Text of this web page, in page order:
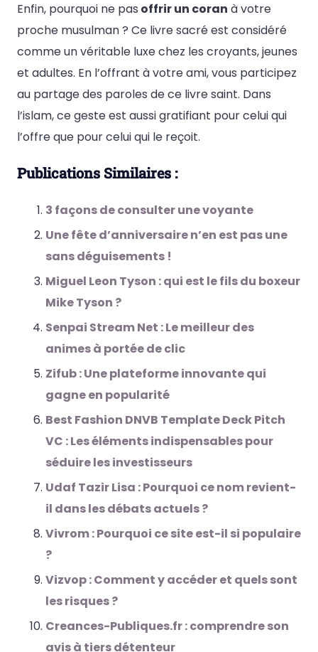
Enfin, pourquoi ne pas offrir un coran à votre
proche musulman ? Ce livre sacré est considéré
comme un véritable luxe chez les croyants, jeunes
et adultes. En l’offrant à votre ami, vous participez
au partage des paroles de ce livre saint. Dans
l’islam, ce geste est aussi gratifiant pour celui qui
l’offre que pour celui qui le reçoit.
Publications Similaires :
3 façons de consulter une voyante
Une fête d’anniversaire n’en est pas une
sans déguisements !
Miguel Leon Tyson : qui est le fils du boxeur
Mike Tyson ?
Senpai Stream Net : Le meilleur des
animes à portée de clic
Zifub : Une plateforme innovante qui
gagne en popularité
Best Fashion DNVB Template Deck Pitch
VC : Les éléments indispensables pour
séduire les investisseurs
Udaf Tazir Lisa : Pourquoi ce nom revient-
il dans les débats actuels ?
Vivrom : Pourquoi ce site est-il si populaire
?
Vizvop : Comment y accéder et quels sont
les risques ?
Creances-Publiques.fr : comprendre son
avis à tiers détenteur